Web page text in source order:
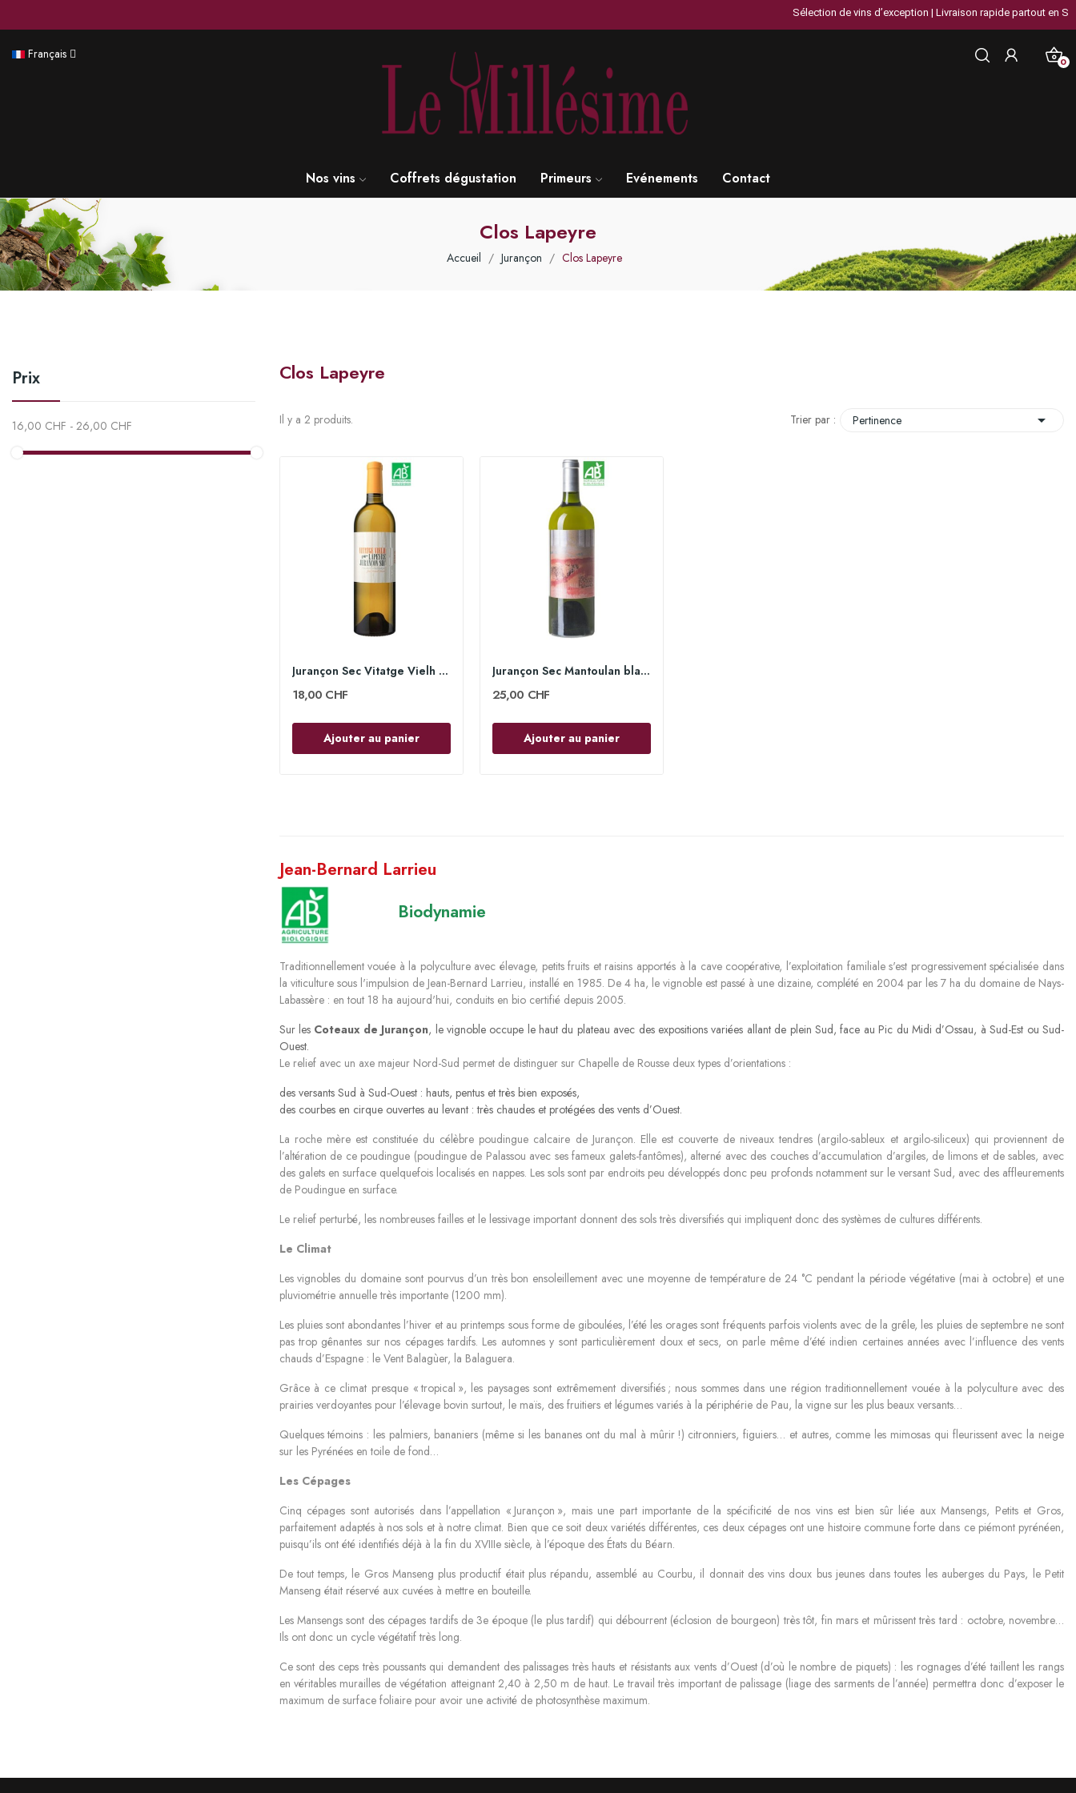
Sélection de vins d’exception | Livraison rapide partout en Suisse
Français 0
Nos vins Coffrets dégustation Primeurs Evénements Contact
Clos Lapeyre
Accueil Jurançon Clos Lapeyre
Prix
16,00 CHF - 26,00 CHF
Clos Lapeyre
Il y a 2 produits. Trier par : Pertinence 
Jurançon Sec Vitatge Vielh blanc 75cl 2022 -...
18,00 CHF
Ajouter au panier
Jurançon Sec Mantoulan blanc 75cl 2019 -...
25,00 CHF
Ajouter au panier
Jean-Bernard Larrieu
Biodynamie
Traditionnellement vouée à la polyculture avec élevage, petits fruits et raisins apportés à la cave coopérative, l’exploitation familiale s'est progressivement spécialisée dans
la viticulture sous l'impulsion de Jean-Bernard Larrieu, installé en 1985. De 4 ha, le vignoble est passé à une dizaine, complété en 2004 par les 7 ha du domaine de Nays-
Labassère : en tout 18 ha aujourd'hui, conduits en bio certifié depuis 2005.
Sur les Coteaux de Jurançon, le vignoble occupe le haut du plateau avec des expositions variées allant de plein Sud, face au Pic du Midi d’Ossau, à Sud-Est ou Sud-
Ouest.
Le relief avec un axe majeur Nord-Sud permet de distinguer sur Chapelle de Rousse deux types d’orientations :
des versants Sud à Sud-Ouest : hauts, pentus et très bien exposés,
des courbes en cirque ouvertes au levant : très chaudes et protégées des vents d’Ouest.
La roche mère est constituée du célèbre poudingue calcaire de Jurançon. Elle est couverte de niveaux tendres (argilo-sableux et argilo-siliceux) qui proviennent de
l’altération de ce poudingue (poudingue de Palassou avec ses fameux galets-fantômes), alterné avec des couches d’accumulation d’argiles, de limons et de sables, avec
des galets en surface quelquefois localisés en nappes. Les sols sont par endroits peu développés donc peu profonds notamment sur le versant Sud, avec des affleurements
de Poudingue en surface.
Le relief perturbé, les nombreuses failles et le lessivage important donnent des sols très diversifiés qui impliquent donc des systèmes de cultures différents.
Le Climat
Les vignobles du domaine sont pourvus d’un très bon ensoleillement avec une moyenne de température de 24 °C pendant la période végétative (mai à octobre) et une
pluviométrie annuelle très importante (1200 mm).
Les pluies sont abondantes l’hiver et au printemps sous forme de giboulées, l’été les orages sont fréquents parfois violents avec de la grêle, les pluies de septembre ne sont
pas trop gênantes sur nos cépages tardifs. Les automnes y sont particulièrement doux et secs, on parle même d’été indien certaines années avec l’influence des vents
chauds d’Espagne : le Vent Balagùer, la Balaguera.
Grâce à ce climat presque « tropical », les paysages sont extrêmement diversifiés ; nous sommes dans une région traditionnellement vouée à la polyculture avec des
prairies verdoyantes pour l’élevage bovin surtout, le maïs, des fruitiers et légumes variés à la périphérie de Pau, la vigne sur les plus beaux versants…
Quelques témoins : les palmiers, bananiers (même si les bananes ont du mal à mûrir !) citronniers, figuiers… et autres, comme les mimosas qui fleurissent avec la neige
sur les Pyrénées en toile de fond…
Les Cépages
Cinq cépages sont autorisés dans l’appellation « Jurançon », mais une part importante de la spécificité de nos vins est bien sûr liée aux Mansengs, Petits et Gros,
parfaitement adaptés à nos sols et à notre climat. Bien que ce soit deux variétés différentes, ces deux cépages ont une histoire commune forte dans ce piémont pyrénéen,
puisqu’ils ont été identifiés déjà à la fin du XVIIIe siècle, à l’époque des États du Béarn.
De tout temps, le Gros Manseng plus productif était plus répandu, assemblé au Courbu, il donnait des vins doux bus jeunes dans toutes les auberges du Pays, le Petit
Manseng était réservé aux cuvées à mettre en bouteille.
Les Mansengs sont des cépages tardifs de 3e époque (le plus tardif) qui débourrent (éclosion de bourgeon) très tôt, fin mars et mûrissent très tard : octobre, novembre…
Ils ont donc un cycle végétatif très long.
Ce sont des ceps très poussants qui demandent des palissages très hauts et résistants aux vents d’Ouest (d’où le nombre de piquets) : les rognages d’été taillent les rangs
en véritables murailles de végétation atteignant 2,40 à 2,50 m de haut. Le travail très important de palissage (liage des sarments de l’année) permettra donc d’exposer le
maximum de surface foliaire pour avoir une activité de photosynthèse maximum.